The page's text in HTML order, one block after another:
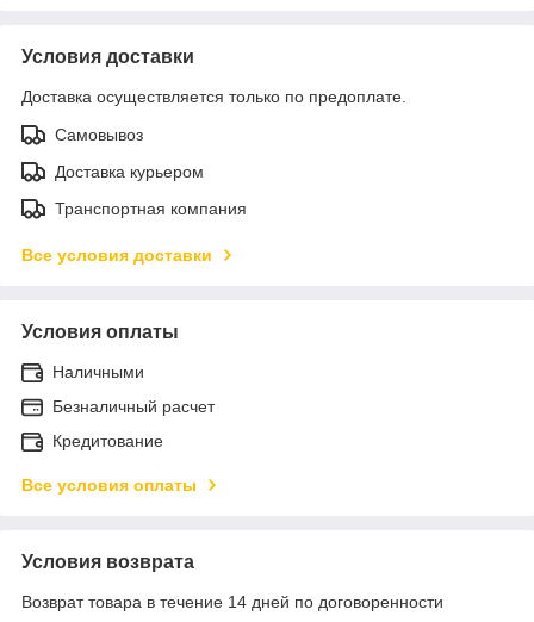
Условия доставки
Доставка осуществляется только по предоплате.
Самовывоз
Доставка курьером
Транспортная компания
Все условия доставки
Условия оплаты
Наличными
Безналичный расчет
Кредитование
Все условия оплаты
Условия возврата
Возврат товара в течение 14 дней по договоренности